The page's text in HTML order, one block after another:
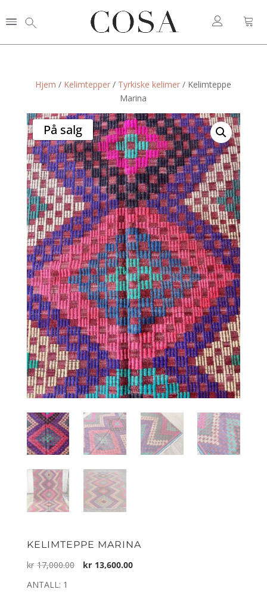
Hjem / Kelimtepper / Tyrkiske kelimer / Kelimteppe
Marina
På salg
KELIMTEPPE MARINA
kr 17,000.00 Opprinnelig
kr 13,600.00Nåværende
ANTALL: 1